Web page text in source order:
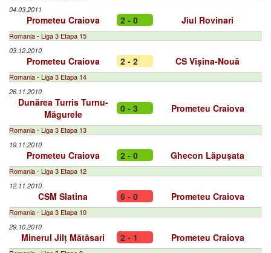
04.03.2011
Prometeu Craiova 2 - 0 Jiul Rovinari
Romania - Liga 3 Etapa 15
03.12.2010
Prometeu Craiova 2 - 2 CS Vișina-Nouă
Romania - Liga 3 Etapa 14
26.11.2010
Dunărea Turris Turnu-
Măgurele
0 - 3 Prometeu Craiova
Romania - Liga 3 Etapa 13
19.11.2010
Prometeu Craiova 2 - 0 Ghecon Lăpușata
Romania - Liga 3 Etapa 12
12.11.2010
CSM Slatina 6 - 0 Prometeu Craiova
Romania - Liga 3 Etapa 10
29.10.2010
Minerul Jilț Mătăsari 2 - 1 Prometeu Craiova